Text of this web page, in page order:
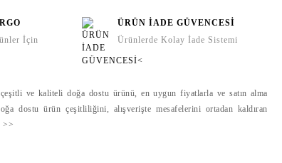
İçin
ÜRÜN İADE GÜVENCESİ
Ürünlerde Kolay İade Sistemi
ve kaliteli doğa dostu ürünü, en uygun fiyatlarla ve satın alma
dostu ürün çeşitliliğini, alışverişte mesafelerini ortadan kaldıran
>>